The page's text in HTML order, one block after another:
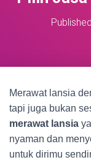
Merawat lansia
tapi juga bukan
merawat lansia
nyaman dan
untuk dirimu